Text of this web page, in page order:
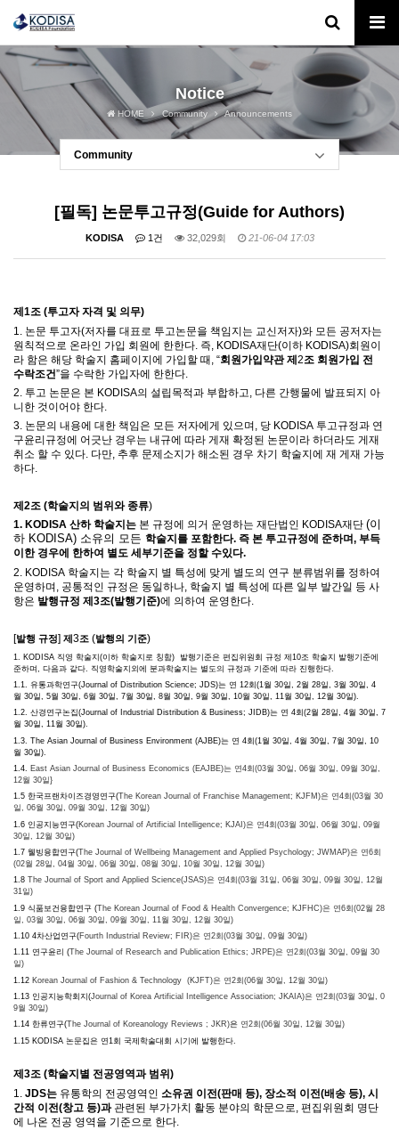
Notice
HOME Community Announcements
Community
[필독] 논문투고규정(Guide for Authors)
KODISA 1건 32,029회 21-06-04 17:03
제 1조 (투고자 자격 및 의무)
1. 논문 투고자(저자를 대표로 투고논문을 책임지는 교신저자)와 모든 공저자는
원칙적으로 온라인 가입 회원에 한한다 즉 , KODISA재단(이하 KODISA)회원이
라 함은 해당 학술지 홈페이지에 가입할 때 , “회원가입약관 제2조 회원가입 전
수락조건”을 수락한 가입자에 한한다
2. 투고 논문은 본 KODISA의 설립목적과 부합하고, 다른 간행물에 발표되지 아
니한 것이어야 한다.
3. 논문의 내용에 대한 책임은 모든 저자에게 있으며 , 당 KODISA 투고규정과 연
구윤리규정에 어긋난 경우는 내규에 따라 게재 확정된 논문이라 하더라도 게재
취소 할 수 있다. 다만, 추후 문제소지가 해소된 경우 차기 학술지에 재 게재 가능
하다.
제 2조 (학술지의 범위와 종류)
1. KODISA 산하 학술지는 본 규정에 의거 운영하는 재단법인 KODISA재단 (이
하 KODISA) 소유의 모든 학술지를 포함한다. 즉 본 투고규정에 준하며, 부득
이한 경우에 한하여 별도 세부기준을 정할 수있다.
2. KODISA 학술지는 각 학술지 별 특성에 맞게 별도의 연구 분류범위를 정하여
운영하며 공통적인 규정은 동일하나 학술지 별 특성에 따른 일부 발간일 등 사
항은 발행규정 제3조(발행기준)에 의하여 운영한다
[발행 규정] 제 3조 (발행의 기준)
1. KODISA 직영 학술지(이하 학술지로 칭함) 발행기준은 편집위원회 규정 제10조 학술지 발행기준에
준하며
다음과 같다 . 직영학술지외에 분과학술지는 별도의 규정과 기준에 따라 진행한다.
1.1. 유통과학연구(Journal of Distribution Science; JDS)는 연 12회(1 월 30일 , 2월 28일 , 3월 30일 , 4
월 30일 , 5월 30일 , 6월 30일 , 7월 30일 , 8월 30일 , 9월 30일 , 10월 30일 , 11 월 30일 , 12월 30일).
1.2. 산경연구논집(Journal of Industrial Distribution & Business; JIDB)는 연 4회(2월 28일, 4월 30일, 7
월 30일, 11월 30일).
1.3. The Asian Journal of Business Environment (AJBE)는 연 4회(1 월 30일 , 4월 30일 , 7월 30일 , 10
월 30일).
1.4. East Asian Journal of Business Economics (EAJBE)는 연4회(03월 30일, 06월 30일, 09월 30일,
12월 30일}
1.5 한국프랜차이즈경영연구(The Korean Journal of Franchise Management; KJFM)은 연4회(03월 30
일, 06월 30일, 09월 30일, 12월 30일)
1.6 인공지능연구(Korean Journal of Artificial Intelligence; KJAI)은 연4회(03월 30일, 06월 30일, 09월
30일, 12월 30일)
1.7 웰빙융합연구(The Journal of Wellbeing Management and Applied Psychology; JWMAP)은 연6회
(02월 28일, 04월 30일, 06월 30일, 08월 30일, 10월 30일, 12월 30일)
1.8 The Journal of Sport and Applied Science(JSAS)은 연4회(03월 31일, 06월 30일, 09월 30일, 12월
31일)
1.9 식품보건융합연구 (The Korean Journal of Food & Health Convergence; KJFHC)은 연6회(02월 28
일, 03월 30일, 06월 30일, 09월 30일, 11월 30일, 12월 30일)
1.10 4차산업연구(Fourth Industrial Review; FIR)은 연2회(03월 30일, 09월 30일)
1.11 연구윤리 (The Journal of Research and Publication Ethics; JRPE)은 연2회(03월 30일, 09월 30
일)
1.12 Korean Journal of Fashion & Technology (KJFT)은 연2회(06월 30일, 12월 30일)
1.13 인공지능학회지(Journal of Korea Artificial Intelligence Association; JKAIA)은 연2회(03월 30일, 0
9월 30일)
1.14 한류연구(The Journal of Koreanology Reviews ; JKR)은 연2회(06월 30일, 12월 30일)
1.15 KODISA 논문집은 연1회 국제학술대회 시기에 발행한다.
제 3조 (학술지별 전공영역과 범위 )
1. JDS는 유통학의 전공영역인 소유권 이전(판매 등), 장소적 이전(배송 등), 시
간적 이전(창고 등)과관련된 부가가치 활동 분야의 학문으로, 편집위원회 명단
에 나온 전공 영역을 기준으로 한다.